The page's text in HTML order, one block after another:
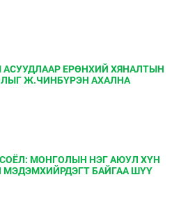
АСУУДЛААР ЕРӨНХИЙ ХЯНАЛТЫН
Ж.ЧИНБҮРЭН АХАЛНА
МОНГОЛЫН НЭГ АЮУЛ ХҮН
МЭДЭМХИЙРДЭГТ БАЙГАА ШҮҮ